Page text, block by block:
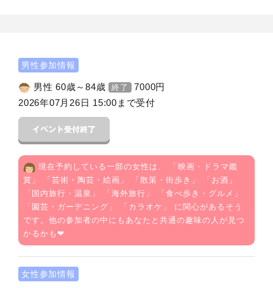
男性参加情報
男性 60歳～84歳 終了 7000円
2026年07月26日 15:00まで受付
現在予約している一部の女性は、 「 映画・ドラマ鑑
賞 」 「 芸術・陶芸・絵画 」 「 散策・街歩き 」 「 お酒 」
「 国内旅行・温泉 」 「 海外旅行 」 「 食べ歩き・グルメ 」
「 園芸・ガーデニング 」 「 カラオケ 」 に関心があるそう
です。他の参加者の中にもあなたと共通の趣味の人が見つ
かるかも❤
女性参加情報